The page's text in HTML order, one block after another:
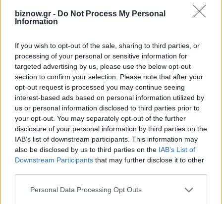
biznow.gr - Do Not Process My Personal
Information
If you wish to opt-out of the sale, sharing to third parties, or
processing of your personal or sensitive information for
targeted advertising by us, please use the below opt-out
section to confirm your selection. Please note that after your
opt-out request is processed you may continue seeing
interest-based ads based on personal information utilized by
us or personal information disclosed to third parties prior to
your opt-out. You may separately opt-out of the further
disclosure of your personal information by third parties on the
IAB’s list of downstream participants. This information may
also be disclosed by us to third parties on the IAB’s List of
Downstream Participants that may further disclose it to other
Personal Data Processing Opt Outs
Equity” Q2 2026
Οι προτάσεις του ΕΣΑ για ισχυρή
μικρομεσαία επιχειρηματικότητα
στον Υφυπουργό Οικονομικών
6 Αυγούστου 2026
ΔΕΗ: Ισχυρή ανάπτυξη στο α΄εξάμηνο
2026 με προσαρμοσμένο EBITDA στα
€1,2 δισ.
6 Αυγούστου 2026
πράξεις την έρευνα και την